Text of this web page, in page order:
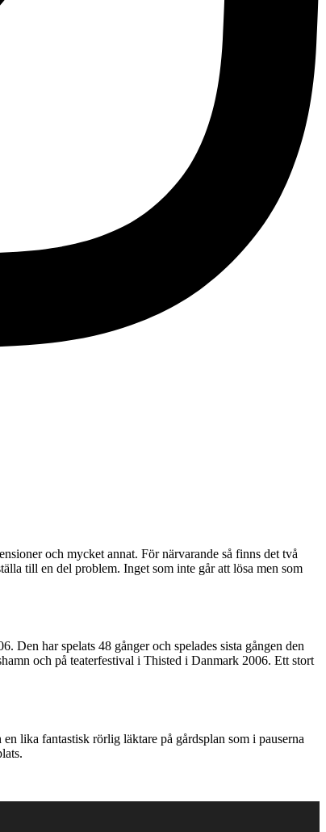
och mycket annat. För närvarande så finns det två
till en del problem. Inget som inte går att lösa men som
Den har spelats 48 gånger och spelades sista gången den
och på teaterfestival i Thisted i Danmark 2006. Ett stort
lika fantastisk rörlig läktare på gårdsplan som i pauserna